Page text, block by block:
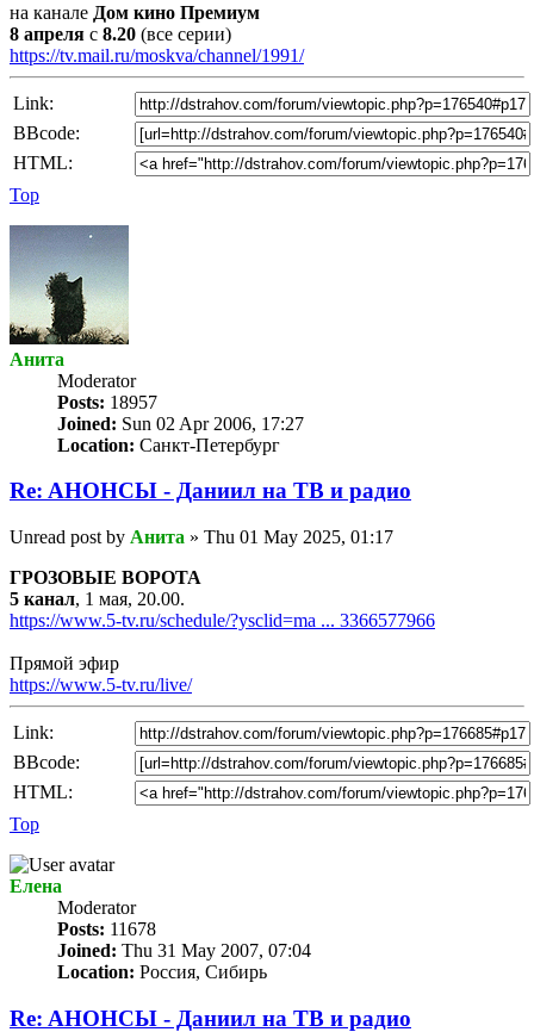
на канале Дом кино Премиум
8 апреля с 8.20 (все серии)
https://tv.mail.ru/moskva/channel/1991/
Link:
BBcode:
HTML:
Top
Анита
Мoderator
Posts: 18957
Joined: Sun 02 Apr 2006, 17:27
Location: Санкт-Петербург
Re: AНОНСЫ - Даниил на TВ и радио
Unread post by Анита » Thu 01 May 2025, 01:17
ГРОЗОВЫЕ ВОРОТА
5 канал, 1 мая, 20.00.
https://www.5-tv.ru/schedule/?ysclid=ma ... 3366577966
Прямой эфир
https://www.5-tv.ru/live/
Link:
BBcode:
HTML:
Top
Елена
Мoderator
Posts: 11678
Joined: Thu 31 May 2007, 07:04
Location: Россия, Сибирь
Re: AНОНСЫ - Даниил на TВ и радио